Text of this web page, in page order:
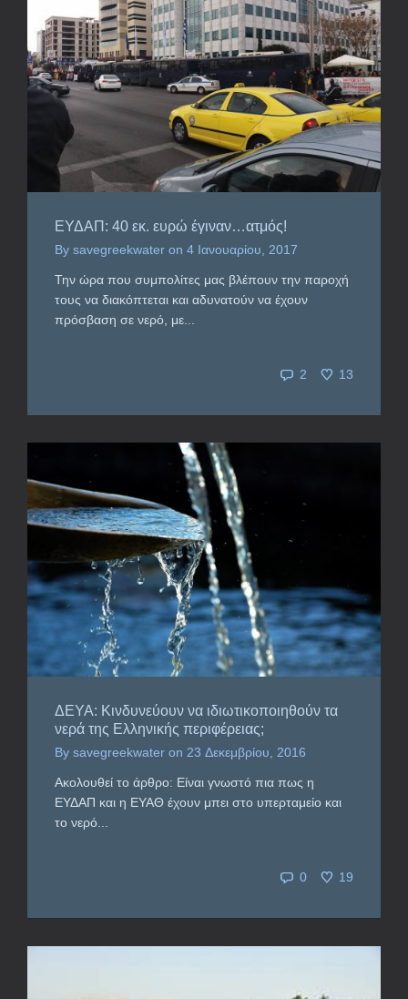
ΕΥΔΑΠ: 40 εκ. ευρώ έγιναν…ατμός!
By savegreekwater on 4 Ιανουαρίου, 2017
Την ώρα που συμπολίτες μας βλέπουν την παροχή
τους να διακόπτεται και αδυνατούν να έχουν
πρόσβαση σε νερό, με...
2 13
ΔΕΥΑ: Κινδυνεύουν να ιδιωτικοποιηθούν τα
νερά της Ελληνικής περιφέρειας;
By savegreekwater on 23 Δεκεμβρίου, 2016
Ακολουθεί το άρθρο: Είναι γνωστό πια πως η
ΕΥΔΑΠ και η ΕΥΑΘ έχουν μπει στο υπερταμείο και
το νερό...
0 19